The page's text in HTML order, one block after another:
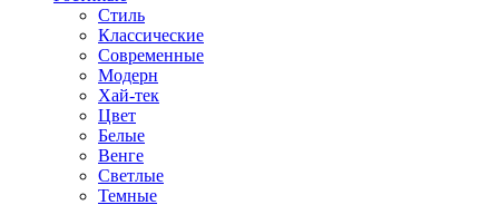
Стиль
Классические
Современные
Модерн
Хай-тек
Цвет
Белые
Венге
Светлые
Темные